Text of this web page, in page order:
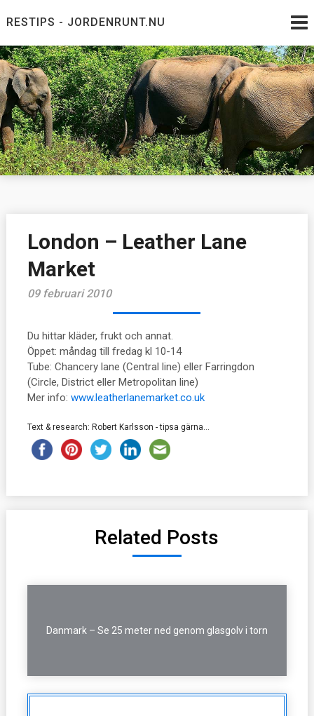
toRESTIPS - JORDENRUNT.NU
Jordenrunt.nu
Tusen Restips från hela världen
London – Leather Lane
Market
09 februari 2010
Du hittar kläder, frukt och annat.
Öppet: måndag till fredag kl 10-14
Tube: Chancery lane (Central line) eller Farringdon
(Circle, District eller Metropolitan line)
Mer info: www.leatherlanemarket.co.uk
Text & research: Robert Karlsson - tipsa gärna...
Related Posts
Danmark – Se 25 meter ned genom glasgolv i torn